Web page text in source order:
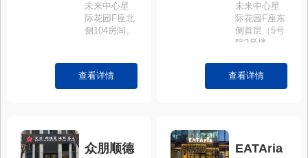
未来中心星
际花园F座北
侧104房间。
查看详情
未来中心星
际花园F座东
侧首层（5号
院2号楼
查看详情
众朋顺德
EATAria